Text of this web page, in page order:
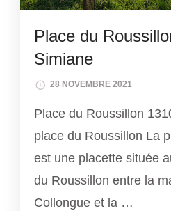
Place du
Simiane
28 NOVEMBRE 2021
Place du Roussillon
place du Roussillon La
est une placette située
du Roussillon entre la
Collongue et la …